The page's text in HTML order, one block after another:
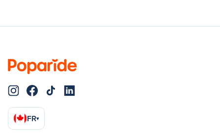
FR▾